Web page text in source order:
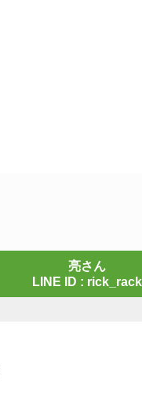
亮さん
LINE ID : rick_rack